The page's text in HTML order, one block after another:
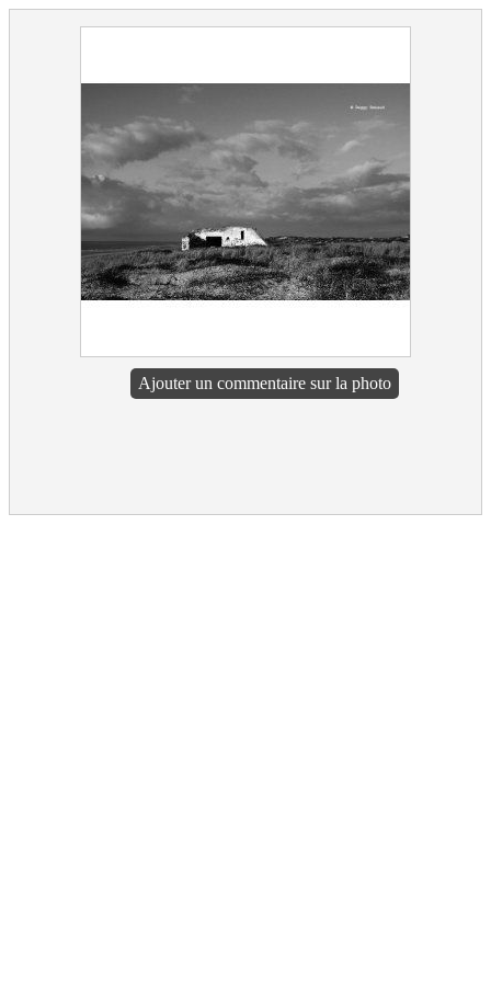
Ajouter un commentaire sur la photo